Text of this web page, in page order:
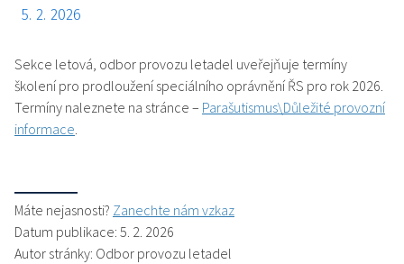
5. 2. 2026
Sekce letová, odbor provozu letadel uveřejňuje termíny
školení pro prodloužení speciálního oprávnění ŘS pro rok 2026.
Termíny naleznete na stránce – Parašutismus\Důležité provozní
informace.
Máte nejasnosti? Zanechte nám vzkaz
Datum publikace: 5. 2. 2026
Autor stránky: Odbor provozu letadel